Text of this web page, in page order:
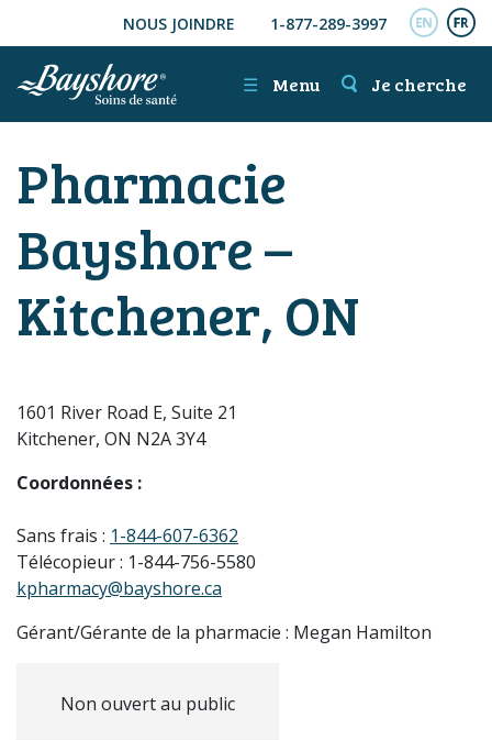
ALLER AU CONTENU PRINCIPAL
NOUS JOINDRE 1-877-289-3997
☰ Menu Je cherche
Pharmacie
Bayshore –
Kitchener, ON
1601 River Road E, Suite 21
Kitchener, ON N2A 3Y4
Coordonnées :
Sans frais : 1-844-607-6362
Télécopieur : 1-844-756-5580
kpharmacy@bayshore.ca
Gérant/Gérante de la pharmacie : Megan Hamilton
Non ouvert au public